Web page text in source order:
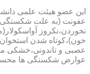
این عضو هیئت علمی
عفونت (به علت
نخوردن،نکروز
خون)،کوتاه شدن استخوان
عصبی و تاندونی،خشکی
عوارض شکستگی ها